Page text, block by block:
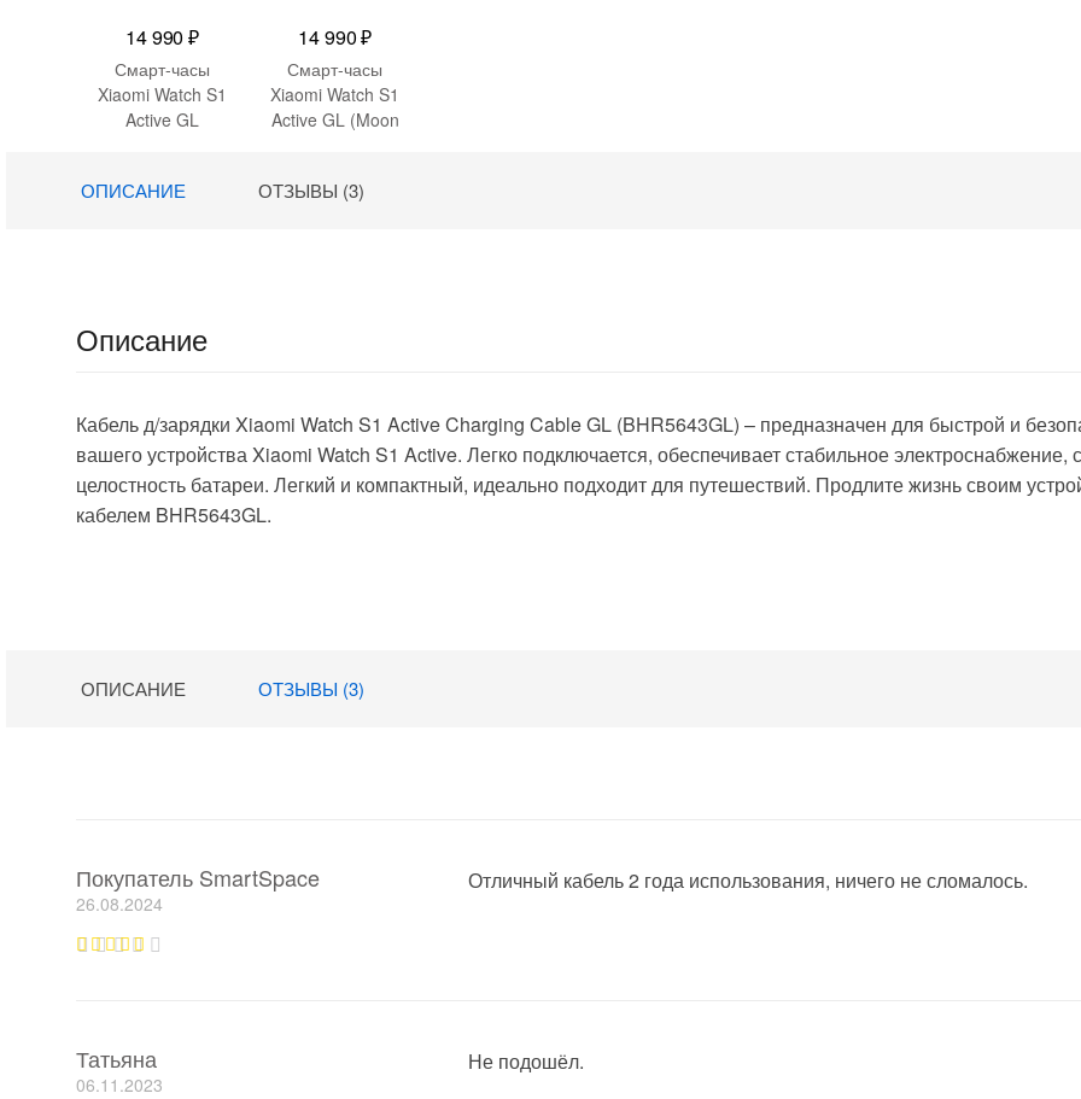
14 990₽
Смарт-часы
Xiaomi Watch S1
Active GL
(BHR5467GL)
14 990₽
Смарт-часы
Xiaomi Watch S1
Active GL (Moon
ОПИСАНИЕ ОТЗЫВЫ (3)
Описание
Кабель д/зарядки Xiaomi Watch S1 Active Charging Cable GL (BHR5643GL) – предназначен для быстрой и
вашего устройства Xiaomi Watch S1 Active. Легко подключается, обеспечивает стабильное электроснабжение,
целостность батареи. Легкий и компактный, идеально подходит для путешествий. Продлите жизнь своим
кабелем BHR5643GL.
ОПИСАНИЕ ОТЗЫВЫ (3)
Покупатель SmartSpace
26.08.2024
Отличный кабель 2 года использования, ничего не сломалось.
Татьяна
06.11.2023
Не подошёл.